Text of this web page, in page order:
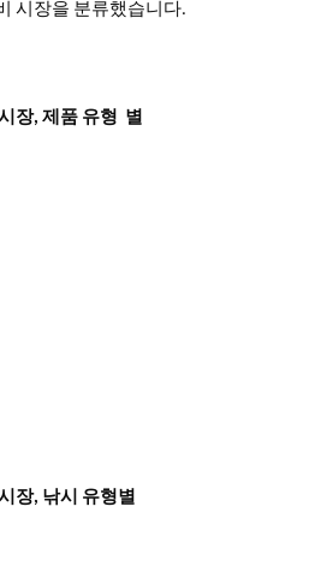
시장을 분류했습니다.
장, 제품 유형 별
장, 낚시 유형별